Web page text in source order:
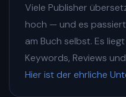
Viele Publisher
hoch — und es
am Buch selbst. Es
Keywords, Reviews
Hier ist der ehrliche